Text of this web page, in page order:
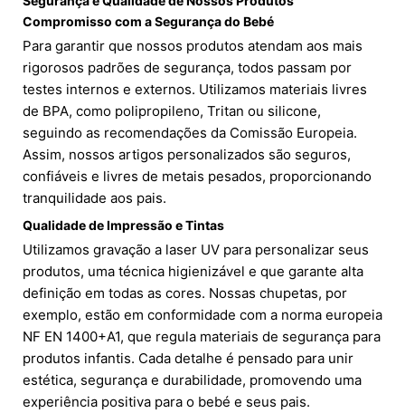
Compromisso com a Segurança do Bebé
Para garantir que nossos produtos atendam aos mais
rigorosos padrões de segurança, todos passam por
testes internos e externos. Utilizamos materiais livres
de BPA, como polipropileno, Tritan ou silicone,
seguindo as recomendações da Comissão Europeia.
Assim, nossos artigos personalizados são seguros,
confiáveis e livres de metais pesados, proporcionando
tranquilidade aos pais.
Qualidade de Impressão e Tintas
Utilizamos gravação a laser UV para personalizar seus
produtos, uma técnica higienizável e que garante alta
definição em todas as cores. Nossas chupetas, por
exemplo, estão em conformidade com a norma europeia
NF EN 1400+A1, que regula materiais de segurança para
produtos infantis. Cada detalhe é pensado para unir
estética, segurança e durabilidade, promovendo uma
experiência positiva para o bebé e seus pais.